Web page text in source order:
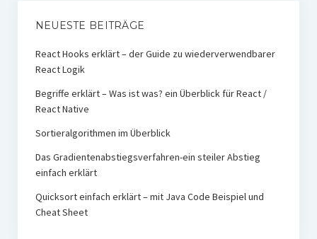
NEUESTE BEITRÄGE
React Hooks erklärt – der Guide zu wiederverwendbarer
React Logik
Begriffe erklärt – Was ist was? ein Überblick für React /
React Native
Sortieralgorithmen im Überblick
Das Gradientenabstiegsverfahren-ein steiler Abstieg
einfach erklärt
Quicksort einfach erklärt – mit Java Code Beispiel und
Cheat Sheet